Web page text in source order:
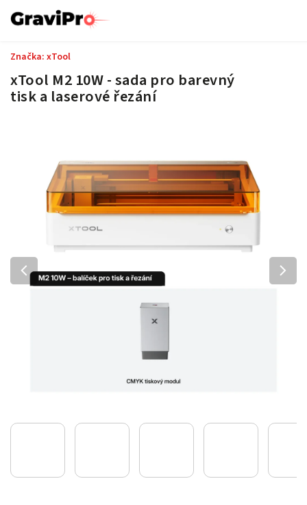
xTool M2 10W - sada pro barevný
tisk a laserové řezání
Značka: xTool